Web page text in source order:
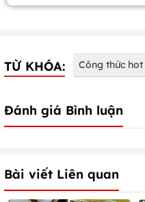
TỪ KHÓA: Công thức hot
Đánh giá Bình luận
Bài viết Liên quan